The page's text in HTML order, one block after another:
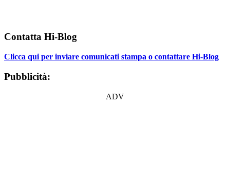
Contatta Hi-Blog
Clicca qui per inviare comunicati stampa o contattare Hi-Blog
Pubblicità:
ADV